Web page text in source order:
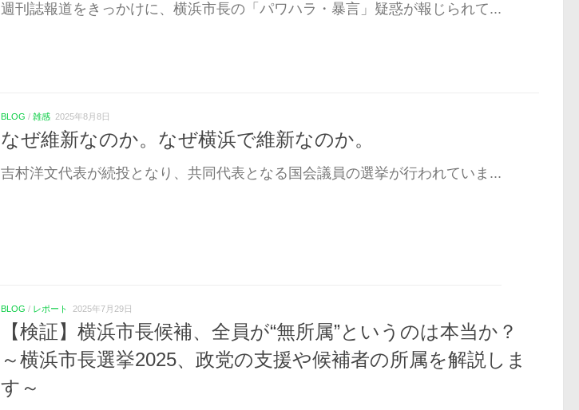
週刊誌報道をきっかけに、横浜市長の「パワハラ・暴言」疑惑が報じられて...
BLOG / 雑感 2025年8月8日
なぜ維新なのか。なぜ横浜で維新なのか。
吉村洋文代表が続投となり、共同代表となる国会議員の選挙が行われていま...
BLOG / レポート 2025年7月29日
【検証】横浜市長候補、全員が“無所属”というのは本当か？
～横浜市長選挙2025、政党の支援や候補者の所属を解説しま
す～